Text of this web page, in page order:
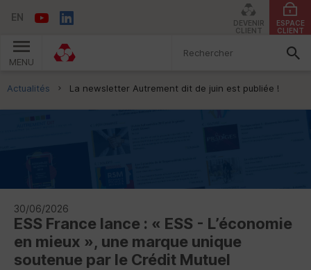
EN
DEVENIR
CLIENT
ESPACE
CLIENT
MENU
Vous êtes ici:
Actualités La newsletter Autrement dit de juin est publiée !
30/06/2026
ESS France lance : « ESS - L’économie
en mieux », une marque unique
soutenue par le Crédit Mutuel